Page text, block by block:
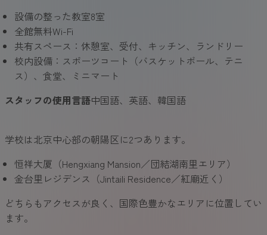
設備の整った教室8室
全館無料Wi-Fi
共有スペース：休憩室、受付、キッチン、ランドリー
校内設備：スポーツコート（バスケットボール、テニ
ス）、食堂、ミニマート
スタッフの使用言語中国語、英語、韓国語
学校は北京中心部の朝陽区に2つあります。
恒祥大厦（Hengxiang Mansion／団結湖南里エリア）
金台里レジデンス（Jintaili Residence／紅廟近く）
どちらもアクセスが良く、国際色豊かなエリアに位置してい
ます。